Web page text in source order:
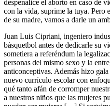
despenalice el aborto en caso de
con la vida, suprime la tuya. Pero
de su madre, vamos a darle un
Juan Luis Cipriani, ingeniero
básquetbol antes de dedicarle su
sometiera a referéndum la
personas del mismo sexo y la
anticonceptivas. Además hizo
nuevo currículo escolar con
qué tanto afán de corromper
a nuestros niños que las mujeres